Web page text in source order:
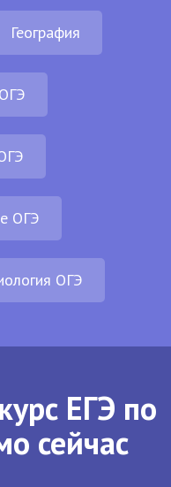
География
ОГЭ
ОГЭ
ЕГЭ по
сейчас